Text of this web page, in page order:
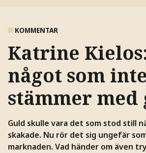
KOMMENTAR
Katrine
något som inte
stämmer med
Guld skulle vara det som stod still
skakade. Nu rör det sig ungefär
marknaden. Vad händer om även